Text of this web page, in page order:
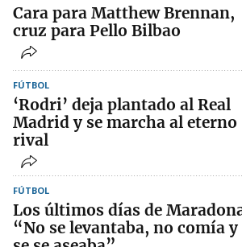
Cara para Matthew Brennan,
cruz para Pello Bilbao
FÚTBOL
‘Rodri’ deja plantado al Real
Madrid y se marcha al eterno
rival
FÚTBOL
Los últimos días de
“No se levantaba, no comía y